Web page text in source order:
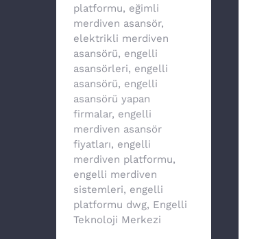
platformu, eğimli
merdiven asansör,
elektrikli merdiven
asansörü, engelli
asansörleri, engelli
asansörü, engelli
asansörü yapan
firmalar, engelli
merdiven asansör
fiyatları, engelli
merdiven platformu,
engelli merdiven
sistemleri, engelli
platformu dwg, Engelli
Teknoloji Merkezi